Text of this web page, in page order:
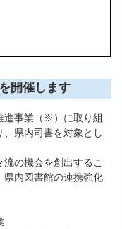
開催します
進事業（※）に取り組
県内司書を対象とし
の機会を創出するこ
県内図書館の連携強化